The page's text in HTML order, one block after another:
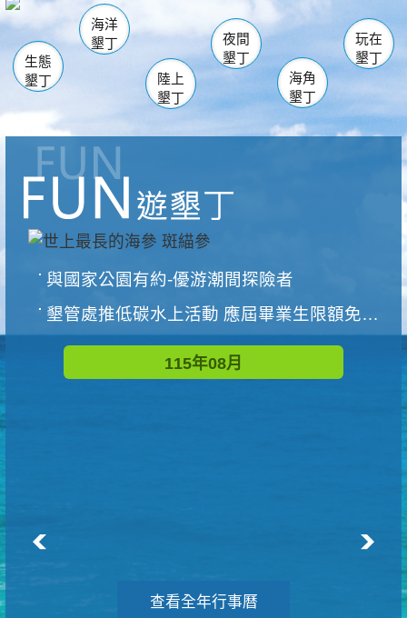
南仁湖
海生館
恆春 佳樂水
龍鑾潭自然中心 森林遊樂區
瓊麻館
關山 墾管處遊客中心
社頂公園 風吹沙
船帆石
白砂 龍磐公園
香蕉灣
砂島
鵝鑾鼻
生態
墾丁
海洋
墾丁
陸上
墾丁
夜間
墾丁
海角
墾丁
玩在
墾丁
與國家公園有約-優游潮間探險者
墾管處推低碳水上活動 應屆畢業生限額免費參加
115年08月
查看全年行事曆